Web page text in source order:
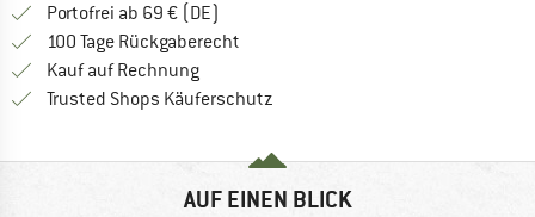
Portofrei ab 69 € (DE)
100 Tage Rückgaberecht
Kauf auf RechnungFinde die Zahlungs-Infos hier! Öffnet
Trusted Shops Käuferschutz
AUF EINEN BLICK